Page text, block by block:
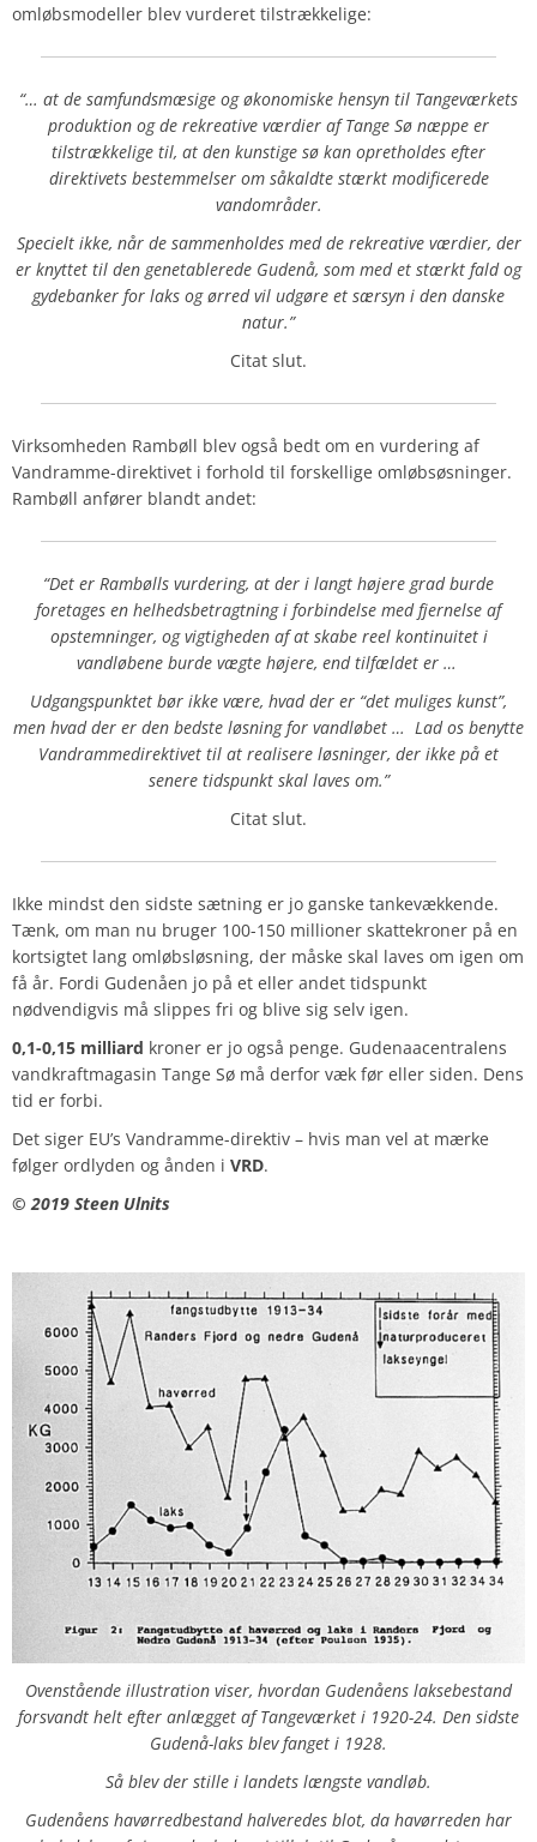
omløbsmodeller blev vurderet tilstrækkelige:
“… at de samfundsmæsige og økonomiske hensyn til Tangeværkets
produktion og de rekreative værdier af Tange Sø næppe er
tilstrækkelige til, at den kunstige sø kan opretholdes efter
direktivets bestemmelser om såkaldte stærkt modificerede
vandområder.
Specielt ikke, når de sammenholdes med de rekreative værdier, der
er knyttet til den genetablerede Gudenå, som med et stærkt fald og
gydebanker for laks og ørred vil udgøre et særsyn i den danske
natur.”
Citat slut.
Virksomheden Rambøll blev også bedt om en vurdering af
Vandramme-direktivet i forhold til forskellige omløbsøsninger.
Rambøll anfører blandt andet:
“Det er Rambølls vurdering, at der i langt højere grad burde
foretages en helhedsbetragtning i forbindelse med fjernelse af
opstemninger, og vigtigheden af at skabe reel kontinuitet i
vandløbene burde vægte højere, end tilfældet er …
Udgangspunktet bør ikke være, hvad der er “det muliges kunst”,
men hvad der er den bedste løsning for vandløbet … Lad os benytte
Vandrammedirektivet til at realisere løsninger, der ikke på et
senere tidspunkt skal laves om.”
Citat slut.
Ikke mindst den sidste sætning er jo ganske tankevækkende.
Tænk, om man nu bruger 100-150 millioner skattekroner på en
kortsigtet lang omløbsløsning, der måske skal laves om igen om
få år. Fordi Gudenåen jo på et eller andet tidspunkt
nødvendigvis må slippes fri og blive sig selv igen.
0,1-0,15 milliard kroner er jo også penge. Gudenaacentralens
vandkraftmagasin Tange Sø må derfor væk før eller siden. Dens
tid er forbi.
Det siger EU’s Vandramme-direktiv – hvis man vel at mærke
følger ordlyden og ånden i VRD.
© 2019 Steen Ulnits
Ovenstående illustration viser, hvordan Gudenåens laksebestand
forsvandt helt efter anlægget af Tangeværket i 1920-24. Den sidste
Gudenå-laks blev fanget i 1928.
Så blev der stille i landets længste vandløb.
Gudenåens havørredbestand halveredes blot, da havørreden har